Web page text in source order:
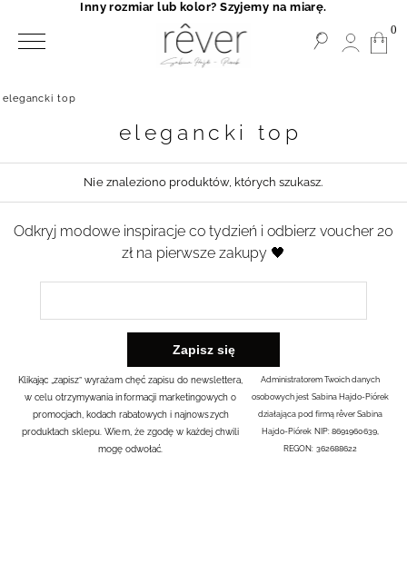
elegancki top
elegancki top
Nie znaleziono produktów, których szukasz.
Odkryj modowe inspiracje co tydzień i odbierz voucher 20
zł na pierwsze zakupy 🖤
Klikając „zapisz” wyrażam chęć zapisu do newslettera,
w celu otrzymywania informacji marketingowych o
promocjach, kodach rabatowych i najnowszych
produktach sklepu. Wiem, że zgodę w każdej chwili
mogę odwołać.
Administratorem Twoich danych
osobowych jest Sabina Hajdo-Piórek
działająca pod firmą rêver Sabina
Hajdo-Piórek NIP: 8691960639,
REGON: 362688622
0
Inny rozmiar lub kolor? Szyjemy na miarę.